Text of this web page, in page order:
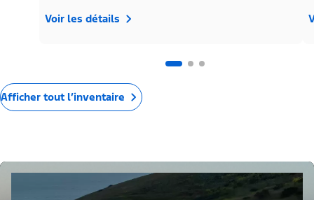
Voir les détails
Afficher tout l’inventaire